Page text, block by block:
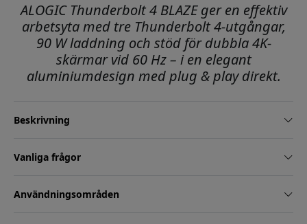
ALOGIC Thunderbolt 4 BLAZE ger en effektiv
arbetsyta med tre Thunderbolt 4-utgångar,
90 W laddning och stöd för dubbla 4K-
skärmar vid 60 Hz – i en elegant
aluminiumdesign med plug & play direkt.
Beskrivning
Vanliga frågor
Användningsområden